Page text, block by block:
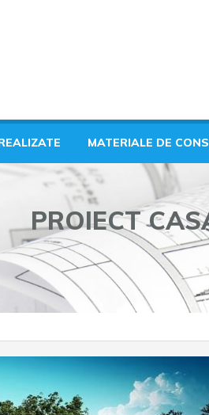
MATERIALE DE
PROIECT